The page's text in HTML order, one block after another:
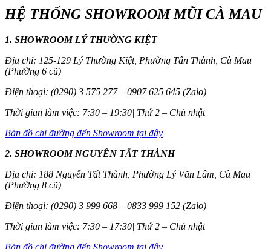
HỆ THỐNG SHOWROOM MŨI CÀ MAU
1. SHOWROOM LÝ THƯỜNG KIỆT
Địa chỉ: 125-129 Lý Thường Kiệt, Phường Tân Thành, Cà Mau
(Phường 6 cũ)
Điện thoại: (0290) 3 575 277 – 0907 625 645 (Zalo)
Thời gian làm việc: 7:30 – 19:30| Thứ 2 – Chủ nhật
Bản đồ chỉ đường đến Showroom tại đây
2. SHOWROOM NGUYỄN TẤT THÀNH
Địa chỉ: 188 Nguyễn Tất Thành, Phường Lý Văn Lâm, Cà Mau
(Phường 8 cũ)
Điện thoại: (0290) 3 999 668 – 0833 999 152 (Zalo)
Thời gian làm việc: 7:30 – 17:30| Thứ 2 – Chủ nhật
Bản đồ chỉ đường đến Showroom tại đây